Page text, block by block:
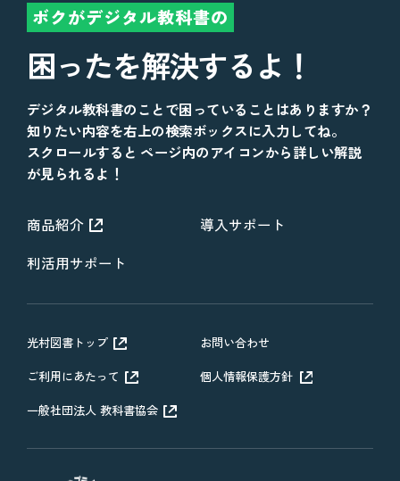
ボクがデジタル教科書の
困ったを解決するよ！
デジタル教科書のことで困っていることはありますか？
知りたい内容を右上の検索ボックスに入力してね。
スクロールすると ページ内のアイコンから詳しい解説
が見られるよ！
商品紹介
導入サポート
利活用サポート
光村図書トップ
お問い合わせ
ご利用にあたって
個人情報保護方針
一般社団法人 教科書協会